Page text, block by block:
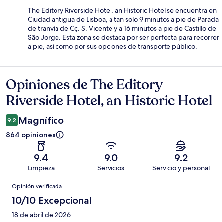
The Editory Riverside Hotel, an Historic Hotel se encuentra en
Ciudad antigua de Lisboa, a tan solo 9 minutos a pie de Parada
de tranvía de Cç. S. Vicente y a 16 minutos a pie de Castillo de
São Jorge. Esta zona se destaca por ser perfecta para recorrer
a pie, así como por sus opciones de transporte público.
Opiniones
Opiniones de The Editory
Riverside Hotel, an Historic Hotel
9.2 Magnífico
864 opiniones
9.4
Limpieza
9.0
Servicios
9.2
Servicio y personal
Opiniones
Opinión verificada
10/10 Excepcional
18 de abril de 2026